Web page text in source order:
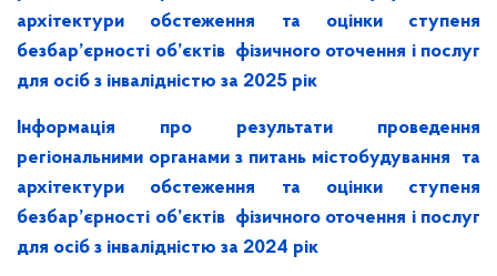
архітектури обстеження та оцінки ступеня
безбар’єрності об’єктів фізичного оточення і послуг
для осіб з інвалідністю за 2025 рік
Інформація про результати проведення
регіональними органами з питань містобудування та
архітектури обстеження та оцінки ступеня
безбар’єрності об’єктів фізичного оточення і послуг
для осіб з інвалідністю за 2024 рік